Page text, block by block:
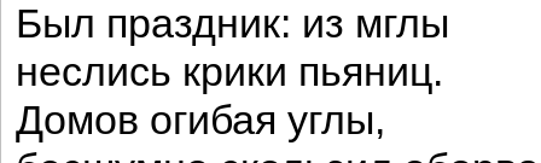
Был праздник: из мглы
неслись крики пьяниц.
Домов огибая углы,